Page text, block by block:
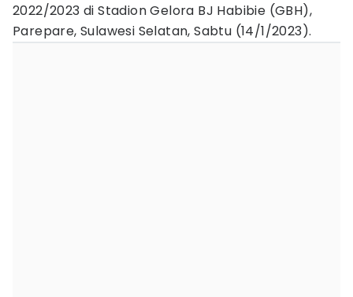
2022/2023 di Stadion Gelora BJ Habibie (GBH),
Parepare, Sulawesi Selatan, Sabtu (14/1/2023).